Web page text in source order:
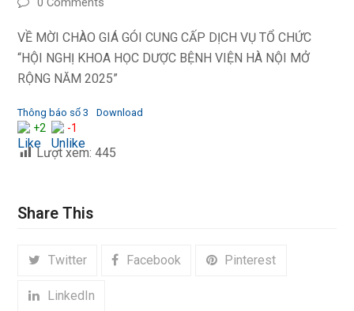
VỀ MỜI CHÀO GIÁ GÓI CUNG CẤP DỊCH VỤ TỔ CHỨC
“HỘI NGHỊ KHOA HỌC DƯỢC BỆNH VIỆN HÀ NỘI MỞ
RỘNG NĂM 2025”
Thông báo số 3 Download
+2 -1
Lượt xem: 445
Share This
Twitter Facebook Pinterest
LinkedIn